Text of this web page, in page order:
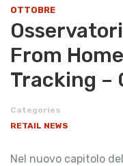
OTTOBRE
From
Tracking –
Categories
RETAIL NEWS
Nel nuovo capitolo